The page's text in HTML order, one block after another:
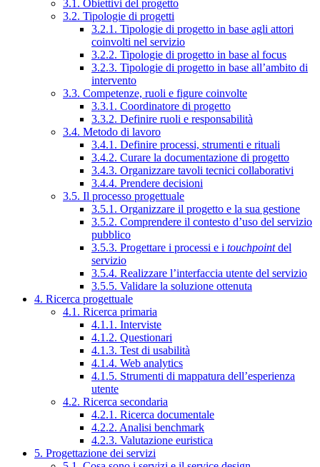
3.1. Obiettivi del progetto
3.2. Tipologie di progetti
3.2.1. Tipologie di progetto in base agli attori
coinvolti nel servizio
3.2.2. Tipologie di progetto in base al focus
3.2.3. Tipologie di progetto in base all’ambito di
intervento
3.3. Competenze, ruoli e figure coinvolte
3.3.1. Coordinatore di progetto
3.3.2. Definire ruoli e responsabilità
3.4. Metodo di lavoro
3.4.1. Definire processi, strumenti e rituali
3.4.2. Curare la documentazione di progetto
3.4.3. Organizzare tavoli tecnici collaborativi
3.4.4. Prendere decisioni
3.5. Il processo progettuale
3.5.1. Organizzare il progetto e la sua gestione
3.5.2. Comprendere il contesto d’uso del servizio
pubblico
3.5.3. Progettare i processi e i touchpointdel
servizio
3.5.4. Realizzare l’interfaccia utente del servizio
3.5.5. Validare la soluzione ottenuta
4. Ricerca progettuale
4.1. Ricerca primaria
4.1.1. Interviste
4.1.2. Questionari
4.1.3. Test di usabilità
4.1.4. Web analytics
4.1.5. Strumenti di mappatura dell’esperienza
utente
4.2. Ricerca secondaria
4.2.1. Ricerca documentale
4.2.2. Analisi benchmark
4.2.3. Valutazione euristica
5. Progettazione dei servizi